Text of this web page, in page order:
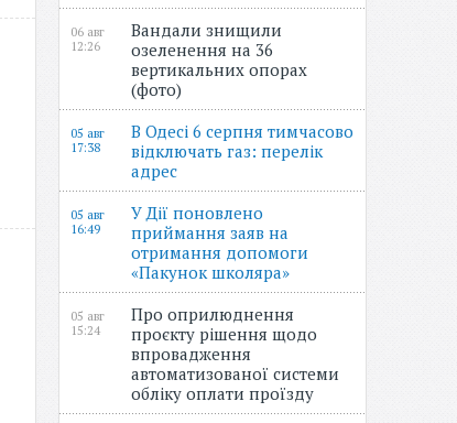
06 авг
12:26
Вандали знищили
озеленення на 36
вертикальних опорах
(фото)
05 авг
17:38
В Одесі 6 серпня тимчасово
відключать газ: перелік
адрес
05 авг
16:49
У Дії поновлено
приймання заяв на
отримання допомоги
«Пакунок школяра»
05 авг
15:24
Про оприлюднення
проєкту рішення щодо
впровадження
автоматизованої системи
обліку оплати проїзду